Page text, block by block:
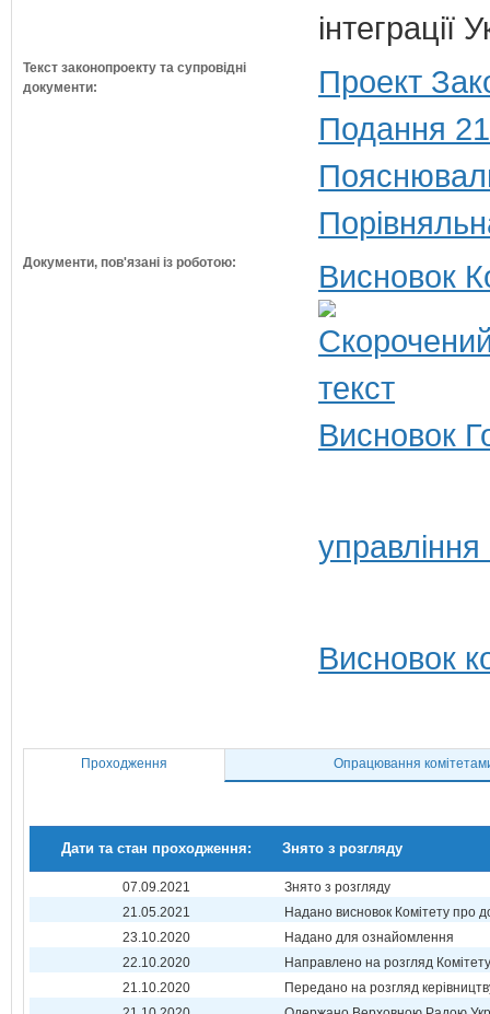
Текст законопроекту та супровідні
документи:
Проект
Подання
Документи, пов'язані із роботою: Висновок
Висновок
Висновок
Проходження Опрацювання
Дати та стан проходження: Знято з розгляду
07.09.2021
Знято з розгляду
21.05.2021
Надано висновок Комітету про
23.10.2020
Надано для ознайомлення
22.10.2020
Направлено на розгляд Комітету
21.10.2020
Передано на розгляд